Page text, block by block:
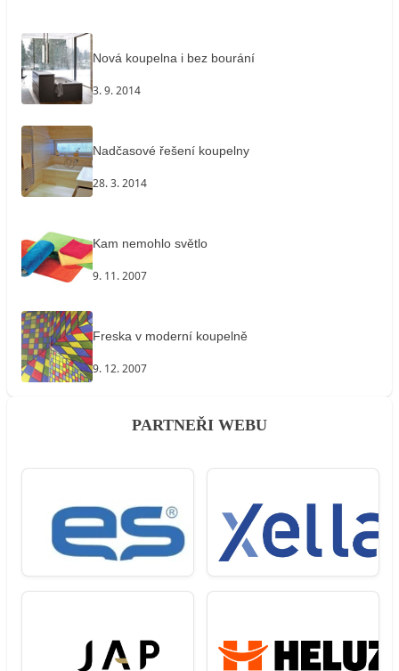
Nová koupelna i bez bourání
3. 9. 2014
Nadčasové řešení koupelny
28. 3. 2014
Kam nemohlo světlo
9. 11. 2007
Freska v moderní koupelně
9. 12. 2007
PARTNEŘI WEBU